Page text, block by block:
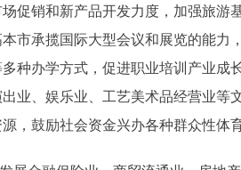
促销和新产品开发力度，加强旅游
市承揽国际大型会议和展览的能力
种办学方式，促进职业培训产业成
业、娱乐业、工艺美术品经营业等
，鼓励社会资金兴办各种群众性体